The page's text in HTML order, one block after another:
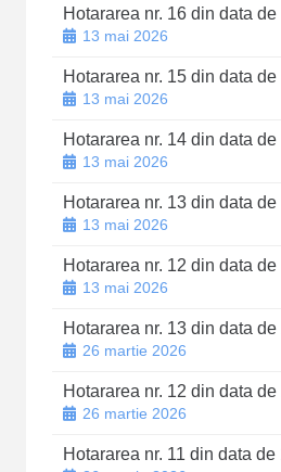
Hotararea nr. 16 din data
13 mai 2026
Hotararea nr. 15 din data
13 mai 2026
Hotararea nr. 14 din data
13 mai 2026
Hotararea nr. 13 din data
13 mai 2026
Hotararea nr. 12 din data
13 mai 2026
Hotararea nr. 13 din data
26 martie 2026
Hotararea nr. 12 din data
26 martie 2026
Hotararea nr. 11 din data